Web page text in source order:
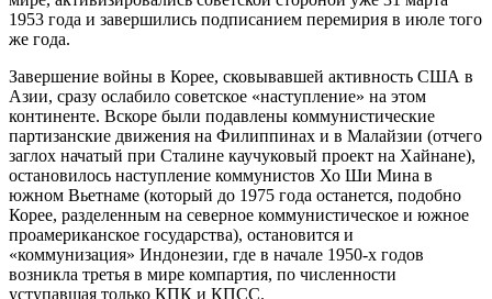
1953 года и завершились подписанием перемирия в июле того
же года.
Завершение войны в Корее, сковывавшей активность США в
Азии, сразу ослабило советское «наступление» на этом
континенте. Вскоре были подавлены коммунистические
партизанские движения на Филиппинах и в Малайзии (отчего
заглох начатый при Сталине каучуковый проект на Хайнане),
остановилось наступление коммунистов Хо Ши Мина в
южном Вьетнаме (который до 1975 года останется, подобно
Корее, разделенным на северное коммунистическое и южное
проамериканское государства), остановится и
«коммунизация» Индонезии, где в начале 1950-х годов
возникла третья в мире компартия, по численности
уступавшая только КПК и КПСС.